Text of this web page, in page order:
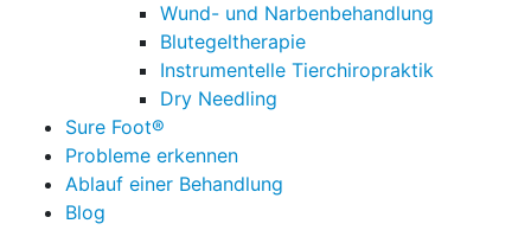
Wund- und Narbenbehandlung
Blutegeltherapie
Instrumentelle Tierchiropraktik
Dry Needling
Sure Foot®
Probleme erkennen
Ablauf einer Behandlung
Blog